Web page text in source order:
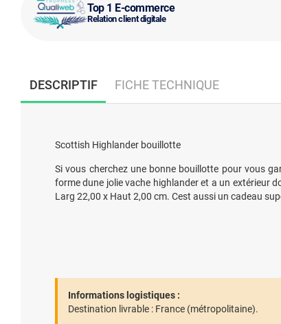
Top 1 E-commerce
Relation client digitale
DESCRIPTIF FICHE TECHNIQUE
Scottish Highlander bouillotte
Si vous cherchez une bonne bouillotte pour vous
forme dune jolie vache highlander et a un extérieur
Larg 22,00 x Haut 2,00 cm. Cest aussi un cadeau
Informations logistiques :
Destination livrable : France (métropolitaine).